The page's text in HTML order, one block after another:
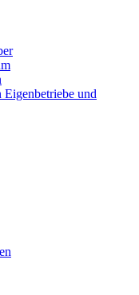
Eigenbetriebe und